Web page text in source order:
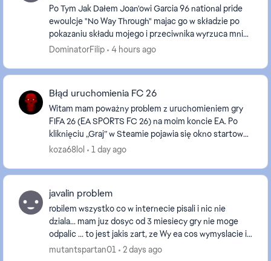
Po Tym Jak Dałem Joan'owi Garcia 96 national pride
ewoulcje "No Way Through" majac go w składzie po
pokazaniu składu mojego i przeciwnika wyrzuca mnie I
pisze że utracono połacznie próbowałem naprawi...
DominatorFilip 4 hours ago
Błąd uruchomienia FC 26
Witam mam poważny problem z uruchomieniem gry
FIFA 26 (EA SPORTS FC 26) na moim koncie EA. Po
kliknięciu „Graj” w Steamie pojawia się okno startowe
z paskiem ładowania, następnie EA App próbuje
koza68lol 1 day ago
javalin problem
robilem wszystko co w internecie pisali i nic nie
dziala... mam juz dosyc od 3 miesiecy gry nie moge
odpalic ... to jest jakis zart, ze Wy ea cos wymyslacie i
pozniej klient ma problem ktory sam musi...
mutantspartan01 2 days ago